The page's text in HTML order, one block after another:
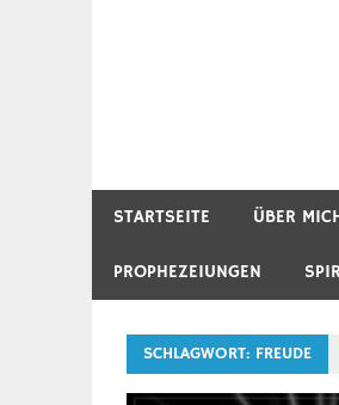
STARTSEITE ÜBER
PROPHEZEIUNGEN
SCHLAGWORT: FREUDE